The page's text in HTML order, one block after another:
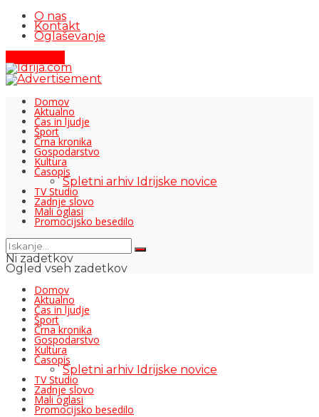
O nas
Kontakt
Oglaševanje
Domov
Aktualno
Čas in ljudje
Šport
Črna kronika
Gospodarstvo
Kultura
Časopis
Spletni arhiv Idrijske novice
TV Studio
Zadnje slovo
Mali oglasi
Promocijsko besedilo
Ni zadetkov
Ogled vseh zadetkov
Domov
Aktualno
Čas in ljudje
Šport
Črna kronika
Gospodarstvo
Kultura
Časopis
Spletni arhiv Idrijske novice
TV Studio
Zadnje slovo
Mali oglasi
Promocijsko besedilo